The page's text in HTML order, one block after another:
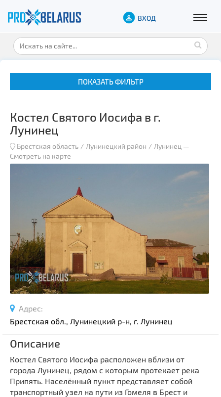
ВХОД
ПОКАЗАТЬ ФИЛЬТР
Военная история
Гражданская архитектура
Спортивные сооружения
Производства
Ратуши
Родовые усадьбы
Садово-парковая архитектура
Озера и водоемы
Памятники археологии
Памятники геодезии
Памятники природы
Памятники известным людям
Выберите область
Выберите район
Костел Святого Иосифа в г.
Лунинец
Брестская область Лунинецкий район Лунинец —
Смотреть на карте
Адрес:
Брестская обл., Лунинецкий р-н, г. Лунинец
Описание
Костел Святого Иосифа расположен вблизи от
города Лунинец, рядом с которым протекает река
Припять. Населённый пункт представляет собой
транспортный узел на пути из Гомеля в Брест и